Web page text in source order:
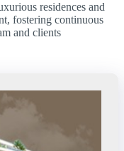
residences and
fostering continuous
and clients